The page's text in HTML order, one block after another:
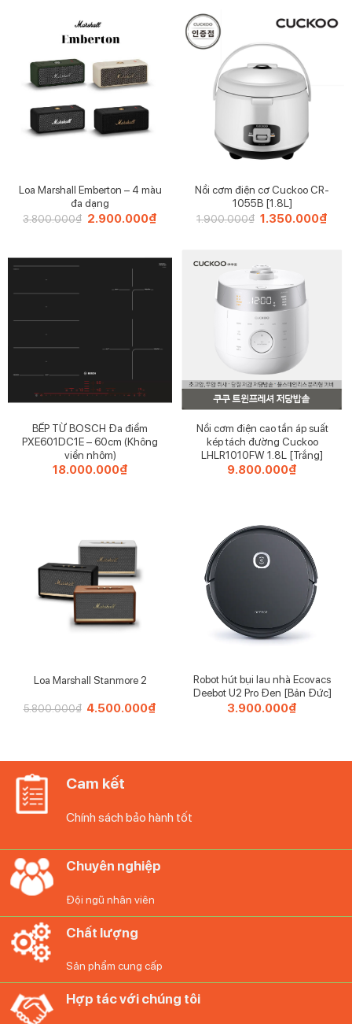
Loa Marshall Emberton – 4 màu
đa dạng
3.800.000₫ Giá
2.900.000₫Giá
2.900.000₫.
Nồi cơm điện cơ Cuckoo CR-
1055B [1.8L]
1.900.000₫ Giá
1.350.000₫Giá
BẾP TỪ BOSCH Đa điểm
PXE601DC1E – 60cm (Không
viền nhôm)
18.000.000₫
Nồi cơm điện cao tần áp suất
kép tách đường Cuckoo
LHLR1010FW 1.8L [Trắng]
9.800.000₫
Loa Marshall Stanmore 2
5.800.000₫ Giá
4.500.000₫
Robot hút bụi lau nhà Ecovacs
Deebot U2 Pro Đen [Bản Đức]
3.900.000₫
Cam kết
Chính sách bảo hành tốt
Chuyên nghiệp
Đội ngũ nhân viên
Chất lượng
Sản phẩm cung cấp
Hợp tác với chúng tôi